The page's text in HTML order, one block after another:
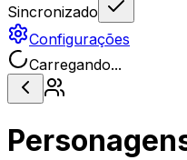
Sincronizado
Configurações
Carregando...